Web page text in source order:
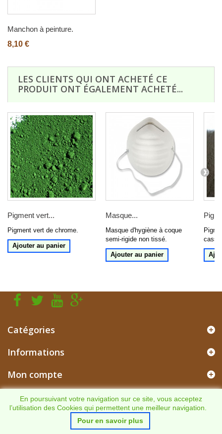
Manchon à peinture.
8,10 €
LES CLIENTS QUI ONT ACHETÉ CE
PRODUIT ONT ÉGALEMENT ACHETÉ...
Pigment vert...
Pigment vert de chrome.
Ajouter au panier
Masque...
Masque d'hygiène à coque
semi-rigide non tissé.
Ajouter au panier
Catégories
Informations
Mon compte
Informations sur votre boutique
En poursuivant votre navigation sur ce site, vous acceptez
l’utilisation des Cookies qui permettent une meilleur navigation.
Pour en savoir plus